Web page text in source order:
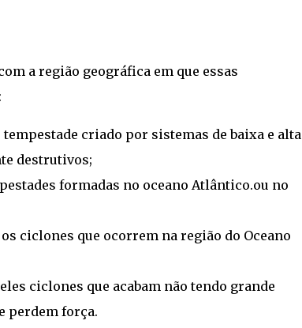
a região geográfica em que essas
criado por sistemas de baixa e alta
destrutivos;
formadas no oceano Atlântico.ou no
ciclones que ocorrem na região do Oceano
ciclones que acabam não tendo grande
perdem força.